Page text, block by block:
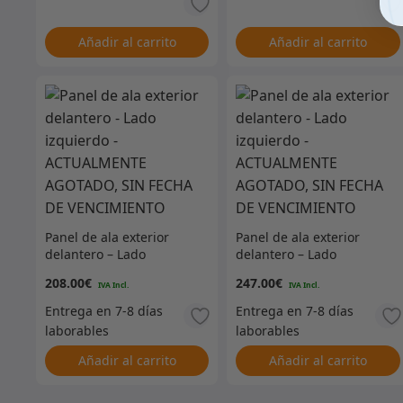
Añadir al carrito Añadir al carrito
Panel de ala exterior
delantero – Lado
ACTUALMENTE AGOTADO,
SIN FECHA DE
VENCIMIENTO
208.00€
Añadir al carrito
Panel de ala exterior
delantero – Lado
ACTUALMENTE AGOTADO,
SIN FECHA DE
VENCIMIENTO
247.00€
Añadir al carrito